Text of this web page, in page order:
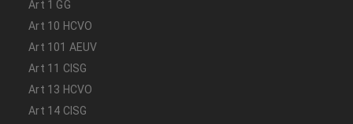
Art 1 GG
Art 10 HCVO
Art 101 AEUV
Art 11 CISG
Art 13 HCVO
Art 14 CISG